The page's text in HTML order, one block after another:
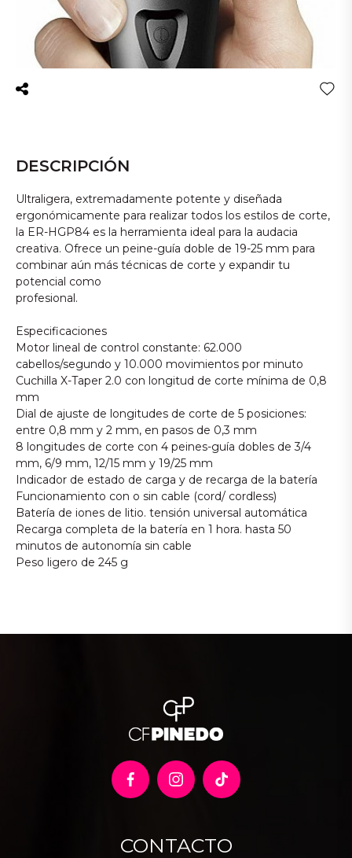
DESCRIPCIÓN
Ultraligera, extremadamente potente y diseñada
ergonómicamente para realizar todos los estilos de corte,
la ER-HGP84 es la herramienta ideal para la audacia
creativa. Ofrece un peine-guía doble de 19-25 mm para
combinar aún más técnicas de corte y expandir tu
potencial como
profesional.
Especificaciones
Motor lineal de control constante: 62.000
cabellos/segundo y 10.000 movimientos por minuto
Cuchilla X-Taper 2.0 con longitud de corte mínima de 0,8
mm
Dial de ajuste de longitudes de corte de 5 posiciones:
entre 0,8 mm y 2 mm, en pasos de 0,3 mm
8 longitudes de corte con 4 peines-guía dobles de 3/4
mm, 6/9 mm, 12/15 mm y 19/25 mm
Indicador de estado de carga y de recarga de la batería
Funcionamiento con o sin cable (cord/ cordless)
Batería de iones de litio. tensión universal automática
Recarga completa de la batería en 1 hora. hasta 50
minutos de autonomía sin cable
Peso ligero de 245 g
CONTACTO